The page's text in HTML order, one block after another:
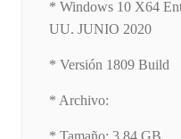
* Windows 10 X64
UU. JUNIO 2020
* Versión 1809 Build
* Archivo:
* Tamaño: 3,84 GB